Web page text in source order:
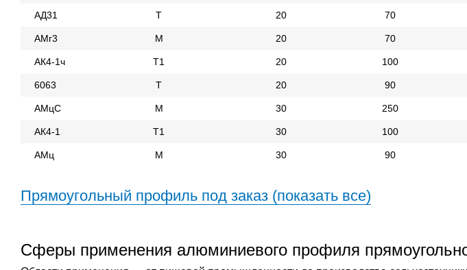
АД31 Т 20 70
АМг3 М 20 70
АК4-1ч Т1 20 100
6063 Т 20 90
АМцС М 30 250
АК4-1 Т1 30 100
АМц М 30 90
Прямоугольный профиль под заказ (показать все)
Сферы применения алюминиевого профиля